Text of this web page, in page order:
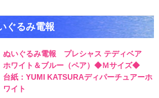
るみ電報
ぬいぐるみ電報 プレシャス テディベア
ホワイト＆ブルー（ペア）◆Ｍサイズ◆
台紙：YUMI KATSURAディパーチュアーホ
ワイト